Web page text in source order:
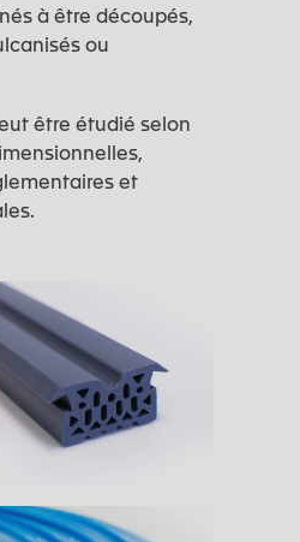
à être découpés,
ou
être étudié selon
et